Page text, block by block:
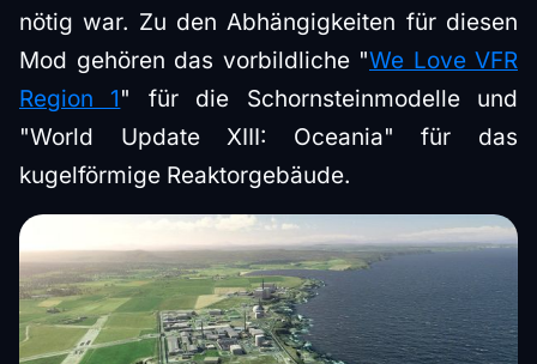
nötig war. Zu den Abhängigkeiten für diesen
Mod gehören das vorbildliche "We Love VFR
Region 1" für die Schornsteinmodelle und
"World Update XIII: Oceania" für das
kugelförmige Reaktorgebäude.